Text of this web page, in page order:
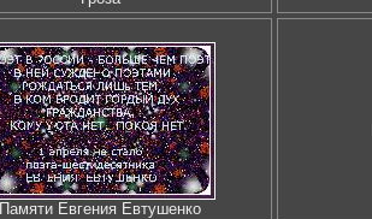
Памяти Евгения Евтушенко